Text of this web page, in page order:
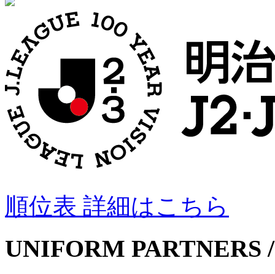
順位表 詳細はこちら
UNIFORM PARTNERS